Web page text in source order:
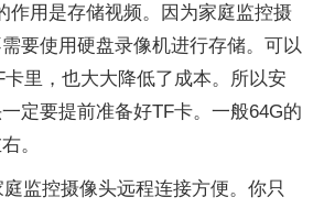
作用是存储视频。因为家庭监控摄
要使用硬盘录像机进行存储。可以
里，也大大降低了成本。所以安
定要提前准备好TF卡。一般64G的
。
监控摄像头远程连接方便。你只